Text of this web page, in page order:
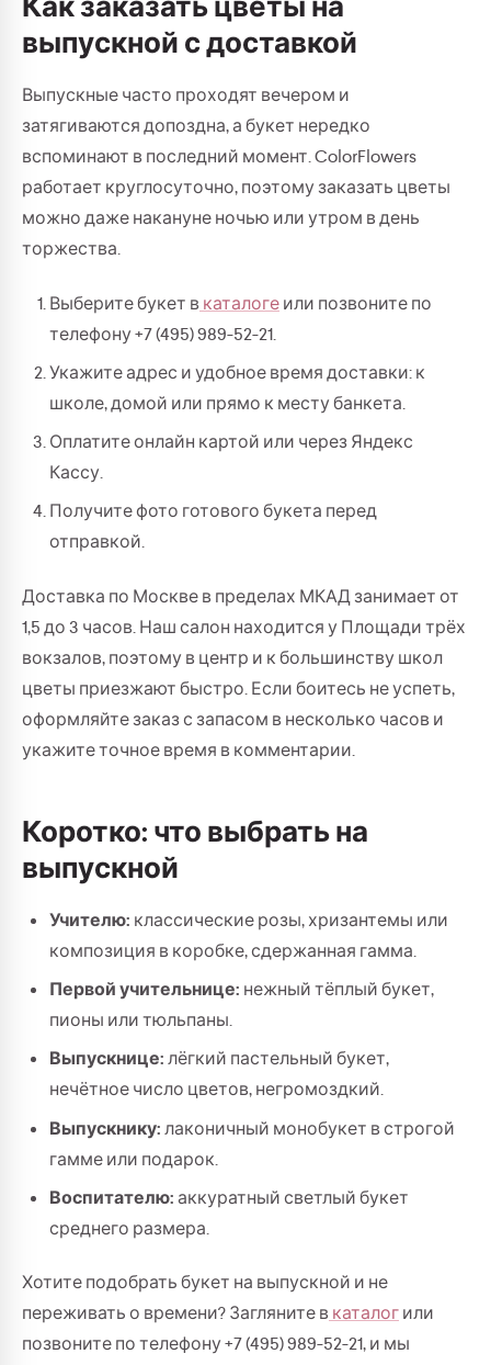
выпускной с доставкой
Выпускные часто проходят вечером и
затягиваются допоздна, а букет нередко
вспоминают в последний момент. ColorFlowers
работает круглосуточно, поэтому заказать цветы
можно даже накануне ночью или утром в день
торжества.
Выберите букет в каталогеили позвоните по
телефону +7 (495) 989-52-21.
Укажите адрес и удобное время доставки: к
школе, домой или прямо к месту банкета.
Оплатите онлайн картой или через Яндекс
Кассу.
Получите фото готового букета перед
отправкой.
Доставка по Москве в пределах МКАД занимает от
1,5 до 3 часов. Наш салон находится у Площади трёх
вокзалов, поэтому в центр и к большинству школ
цветы приезжают быстро. Если боитесь не успеть,
оформляйте заказ с запасом в несколько часов и
укажите точное время в комментарии.
Коротко: что выбрать на
выпускной
Учителю: классические розы, хризантемы или
композиция в коробке, сдержанная гамма.
Первой учительнице: нежный тёплый букет,
пионы или тюльпаны.
Выпускнице:лёгкий пастельный букет,
нечётное число цветов, негромоздкий.
Выпускнику:лаконичный монобукет в строгой
гамме или подарок.
Воспитателю: аккуратный светлый букет
среднего размера.
Хотите подобрать букет на выпускной и не
переживать о времени? Загляните в каталогили
позвоните по телефону +7 (495) 989-52-21, и мы